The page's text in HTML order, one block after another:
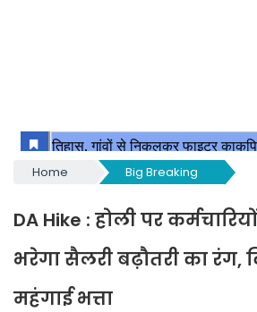
Home Big Breaking
DA Hike : होली पर
भरेगा सैलरी बढ़ौतरी का रंग,
महंगाई भत्ता